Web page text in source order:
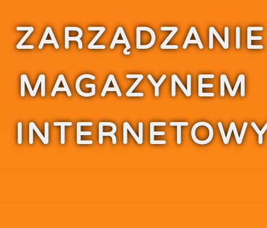
ZARZĄDZANIE
MAGAZYNEM